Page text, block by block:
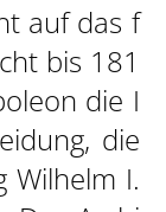
auf das f
bis 181
die I
die
Wilhelm I.